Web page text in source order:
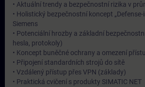
• Aktuální trendy a bezpečnostní rizika v
• Holistický bezpečnostní koncept „Defense-
Siemens
• Potenciální hrozby a základní
hesla, protokoly)
• Koncept buněčné ochrany a omezení
• Připojení standardních strojů do sítě
• Vzdálený přístup přes VPN (základy)
• Praktická cvičení s produkty SIMATIC NET